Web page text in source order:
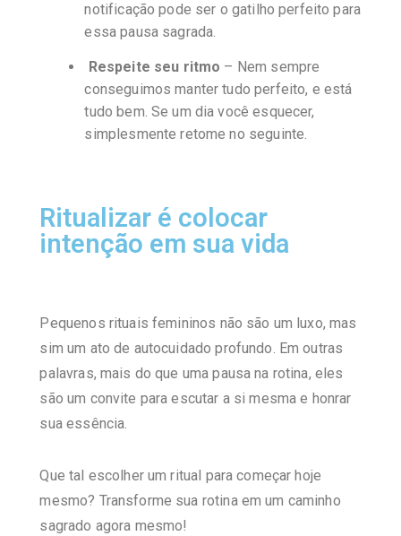
notificação pode ser o gatilho perfeito para
essa pausa sagrada.
Respeite seu ritmo – Nem sempre
conseguimos manter tudo perfeito, e está
tudo bem. Se um dia você esquecer,
simplesmente retome no seguinte.
Ritualizar é colocar
intenção em sua vida
Pequenos rituais femininos não são um luxo, mas
sim um ato de autocuidado profundo. Em outras
palavras, mais do que uma pausa na rotina, eles
são um convite para escutar a si mesma e honrar
sua essência.
Que tal escolher um ritual para começar hoje
mesmo? Transforme sua rotina em um caminho
sagrado agora mesmo!